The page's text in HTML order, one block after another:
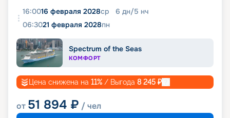
16:0016 февраля 2028ср 6 дн/5 нч
06:3021 февраля 2028пн
Spectrum of the Seas
КОМФОРТ
Цена снижена на 11% / Выгода 8 245 ₽
от 51 894 ₽ / чел